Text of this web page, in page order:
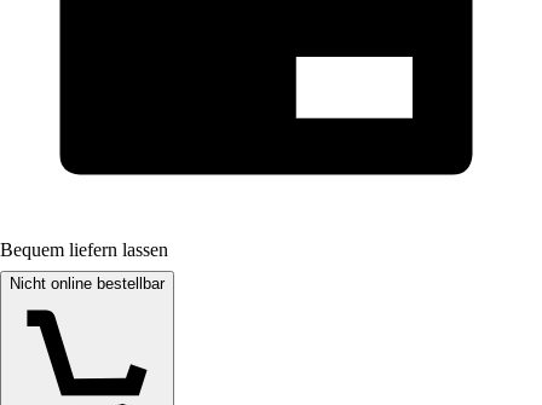
Bequem liefern lassen
Nicht online bestellbar